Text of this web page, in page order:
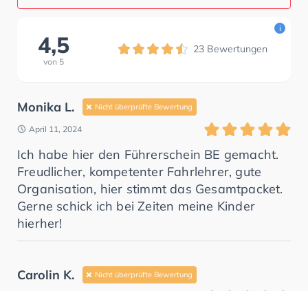
4,5
von 5
23 Bewertungen
i
Monika L. Nicht überprüfte Bewertung
April 11, 2024
Ich habe hier den Führerschein BE gemacht.
Freudlicher, kompetenter Fahrlehrer, gute
Organisation, hier stimmt das Gesamtpacket.
Gerne schick ich bei Zeiten meine Kinder
hierher!
Carolin K. Nicht überprüfte Bewertung